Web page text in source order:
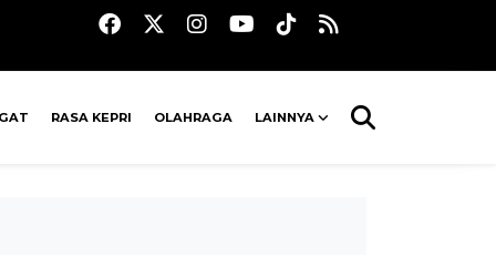
RASA KEPRI OLAHRAGA LAINNYA